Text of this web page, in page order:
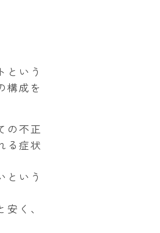
という
構成を
の不正
る症状
という
く、